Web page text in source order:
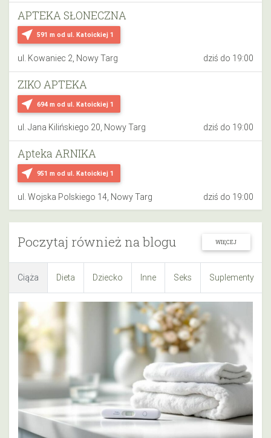
near_me 591 m od ul. Katoickiej 1
APTEKA SŁONECZNA
ul. Kowaniec 2, Nowy Targ dziś do 19:00
near_me 694 m od ul. Katoickiej 1
ZIKO APTEKA
ul. Jana Kilińskiego 20, Nowy Targ dziś do 19:00
near_me 951 m od ul. Katoickiej 1
Apteka ARNIKA
ul. Wojska Polskiego 14, Nowy Targ dziś do 19:00
Poczytaj również na blogu WIĘCEJ
Ciąża Dieta Dziecko Inne Seks Suplementy